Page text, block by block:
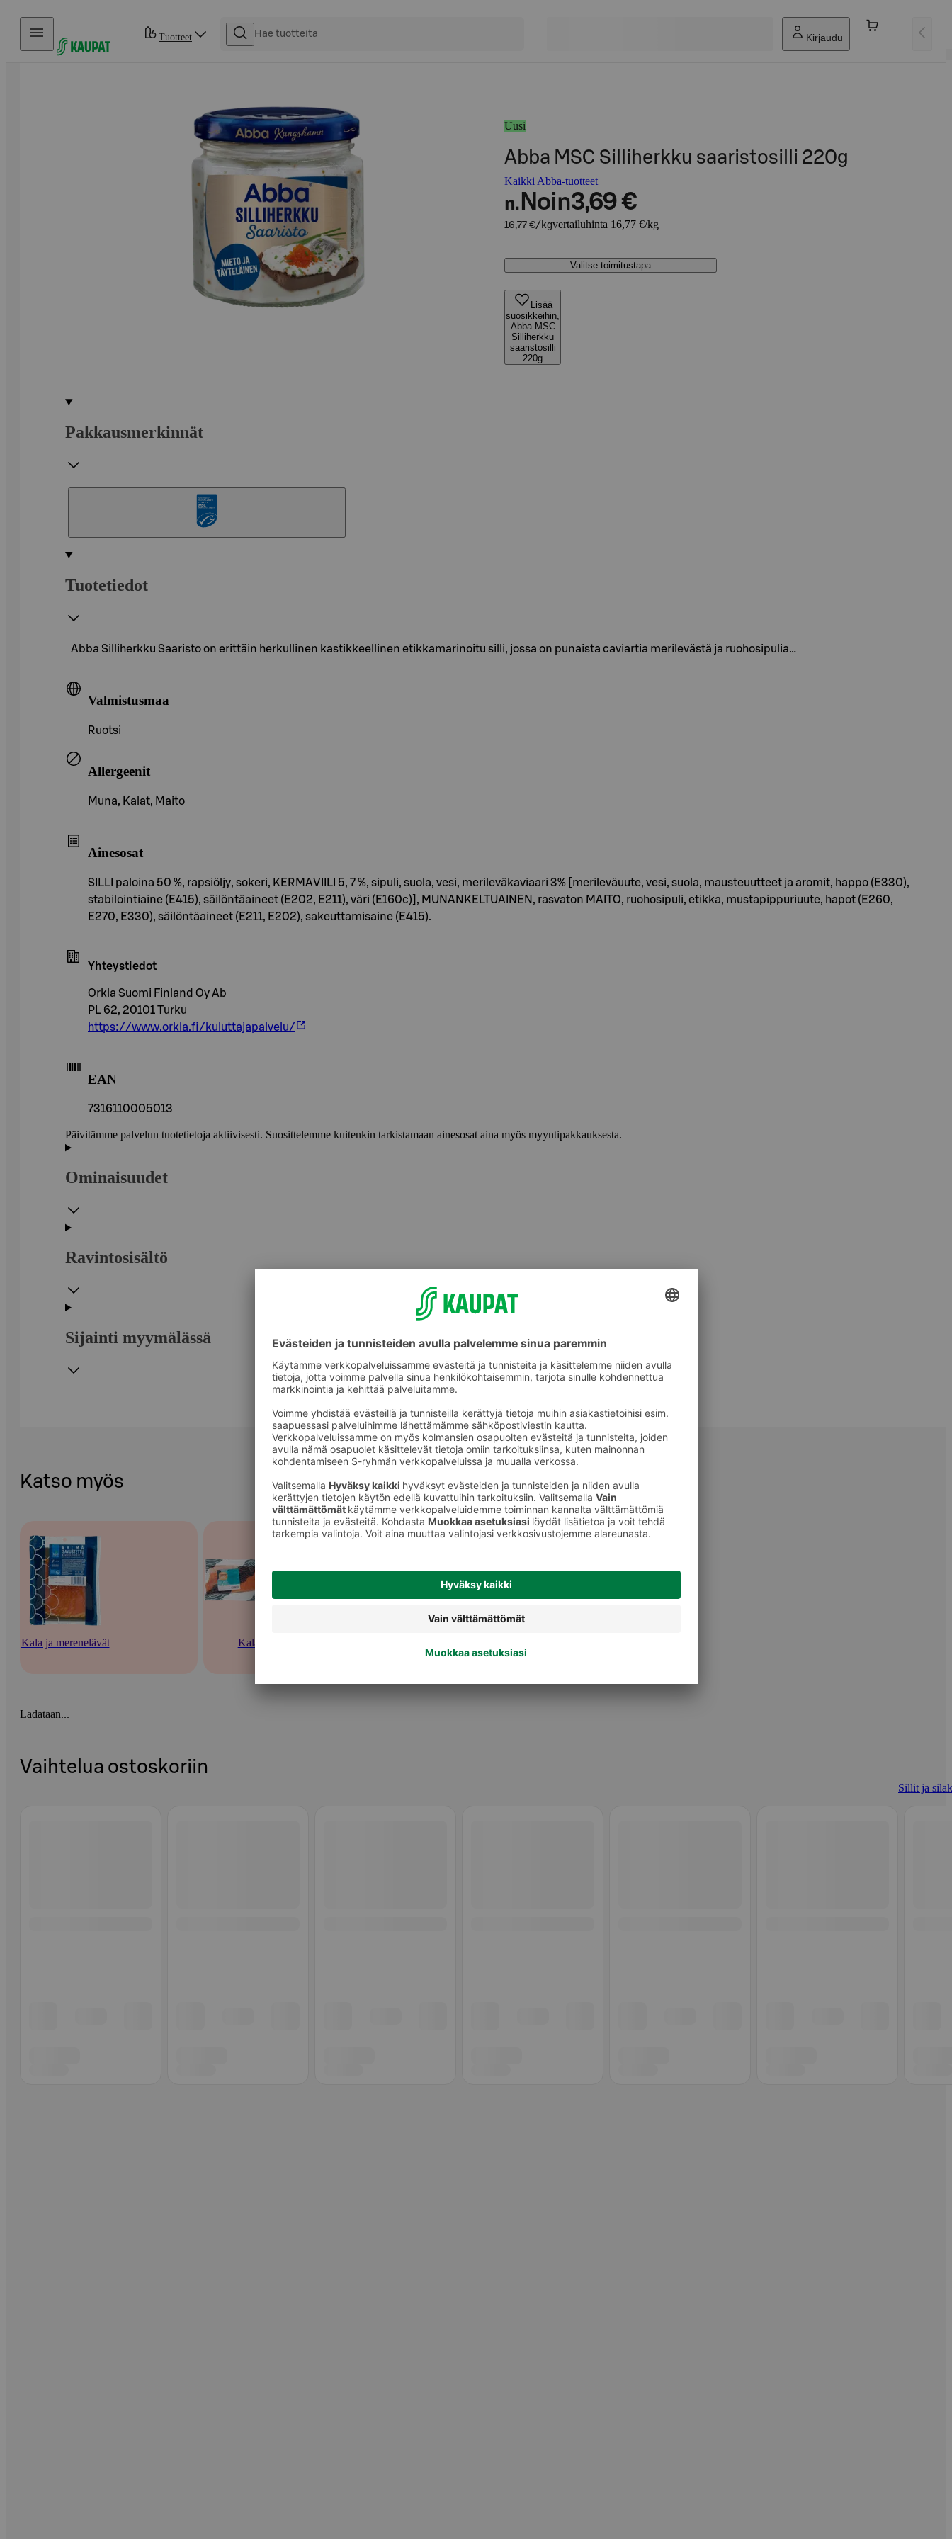
Hyppää sisältöön
Tuotteet Kirjaudu
Uusi
Abba MSC Silliherkku saaristosilli 220g
Kaikki Abba-tuotteet
n. Noin3,69 €
16,77 €/kgvertailuhinta 16,77 €/kg
Valitse toimitustapa
Lisää
suosikkeihin,
Abba MSC
Silliherkku
saaristosilli
220g
Pakkausmerkinnät
Tuotetiedot
Abba Silliherkku Saaristo on erittäin herkullinen kastikkeellinen etikkamarinoitu silli, jossa on punaista caviartia merilevästä ja ruohosipulia…
Valmistusmaa
Ruotsi
Allergeenit
Muna, Kalat, Maito
Ainesosat
SILLI paloina 50 %, rapsiöljy, sokeri, KERMAVIILI 5, 7 %, sipuli, suola, vesi, merileväkaviaari 3% [merileväuute, vesi, suola, mausteuutteet ja aromit, happo (E330),
stabilointiaine (E415), säilöntäaineet (E202, E211), väri (E160c)], MUNANKELTUAINEN, rasvaton MAITO, ruohosipuli, etikka, mustapippuriuute, hapot (E260,
E270, E330), säilöntäaineet (E211, E202), sakeuttamisaine (E415).
Yhteystiedot
Orkla Suomi Finland Oy Ab
PL 62, 20101 Turku
https://www.orkla.fi/kuluttajapalvelu/
EAN
7316110005013
Päivitämme palvelun tuotetietoja aktiivisesti. Suosittelemme kuitenkin tarkistamaan ainesosat aina myös myyntipakkauksesta.
Ominaisuudet
Ravintosisältö
Sijainti myymälässä
Katso myös
Kala ja merenelävät Kala
Ladataan...
Vaihtelua ostoskoriin
Sillit ja